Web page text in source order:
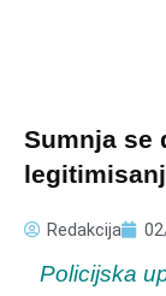
Sumnja se
Redakcija
Policijska